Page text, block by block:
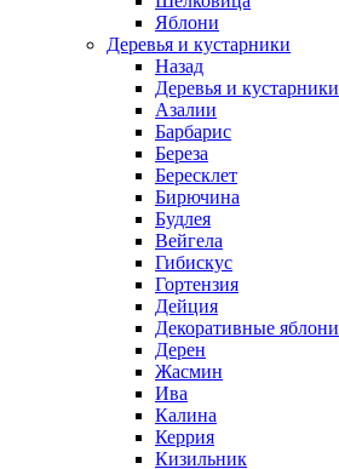
Яблони
Деревья и кустарники
Назад
Деревья и кустарники
Азалии
Барбарис
Береза
Бересклет
Бирючина
Будлея
Вейгела
Гибискус
Гортензия
Дейция
Декоративные яблони
Дерен
Жасмин
Ива
Калина
Керрия
Кизильник